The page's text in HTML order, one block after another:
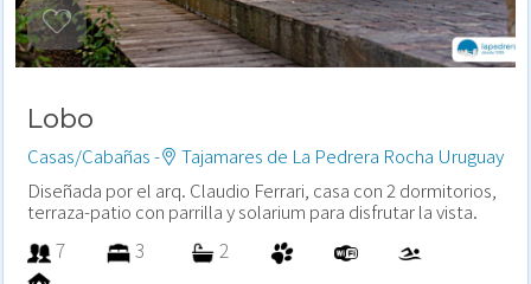
Lobo
Casas/Cabañas -
Tajamares de La Pedrera Rocha Uruguay
Diseñada por el arq. Claudio Ferrari, casa con 2 dormitorios,
terraza-patio con parrilla y solarium para disfrutar la vista.
7 3 2